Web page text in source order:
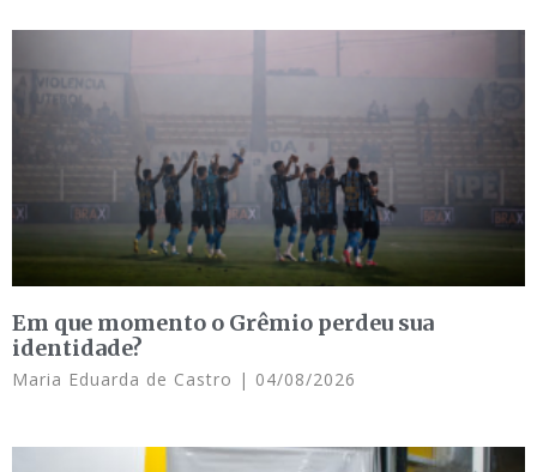
Em que momento o Grêmio perdeu sua
identidade?
Maria Eduarda de Castro 04/08/2026